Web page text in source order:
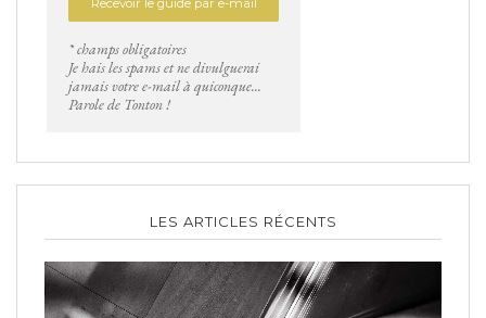
* champs obligatoires
Je hais les spams et ne divulguerai
jamais votre e-mail à quiconque...
Parole de Tonton !
LES ARTICLES RÉCENTS